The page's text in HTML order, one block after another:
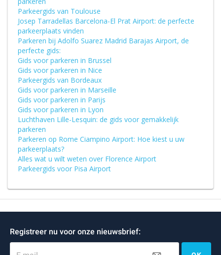
Parkeergids van Toulouse
Josep Tarradellas Barcelona-El Prat Airport: de perfecte
parkeerplaats vinden
Parkeren bij Adolfo Suarez Madrid Barajas Airport, de
perfecte gids:
Gids voor parkeren in Brussel
Gids voor parkeren in Nice
Parkeergids van Bordeaux
Gids voor parkeren in Marseille
Gids voor parkeren in Parijs
Gids voor parkeren in Lyon
Luchthaven Lille-Lesquin: de gids voor gemakkelijk
parkeren
Parkeren op Rome Ciampino Airport: Hoe kiest u uw
parkeerplaats?
Alles wat u wilt weten over Florence Airport
Parkeergids voor Pisa Airport
Registreer nu voor onze nieuwsbrief: